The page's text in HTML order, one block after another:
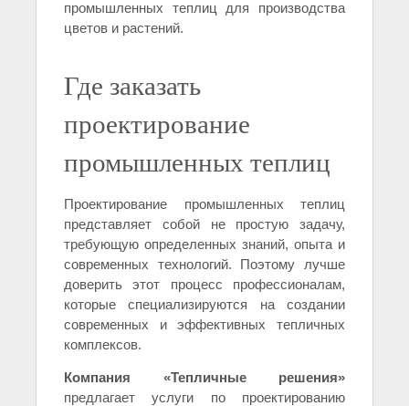
промышленных теплиц для производства
цветов и растений.
Где заказать
проектирование
промышленных теплиц
Проектирование промышленных теплиц
представляет собой не простую задачу,
требующую определенных знаний, опыта и
современных технологий. Поэтому лучше
доверить этот процесс профессионалам,
которые специализируются на создании
современных и эффективных тепличных
комплексов.
Компания «Тепличные решения»
предлагает услуги по проектированию